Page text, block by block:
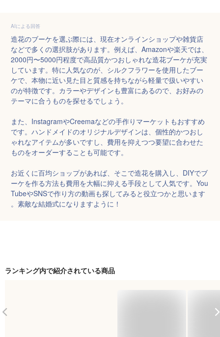
AIによる回答
造花のブーケを選ぶ際には、現在オンラインショップや雑貨店
などで多くの選択肢があります。例えば、Amazonや楽天では、
2000円〜5000円程度で高品質かつおしゃれな造花ブーケが充実
しています。特に人気なのが、シルクフラワーを使用したブー
ケで、本物に近い見た目と質感を持ちながら軽量で扱いやすい
のが特徴です。カラーやデザインも豊富にあるので、お好みの
テーマに合うものを探せるでしょう。
また、InstagramやCreemaなどの手作りマーケットもおすすめ
です。ハンドメイドのオリジナルデザインは、個性的かつおし
ゃれなアイテムが多いですし、費用を抑えつつ要望に合わせた
ものをオーダーすることも可能です。
お近くに百均ショップがあれば、そこで造花を購入し、DIYでブ
ーケを作る方法も費用を大幅に抑える手段として人気です。You
TubeやSNSで作り方の動画も探してみると役立つかと思います
。素敵な結婚式になりますように！
ランキング内で紹介されている商品